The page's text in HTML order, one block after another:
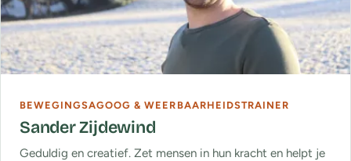
BEWEGINGSAGOOG & WEERBAARHEIDSTRAINER
Sander Zijdewind
Geduldig en creatief. Zet mensen in hun kracht en helpt je